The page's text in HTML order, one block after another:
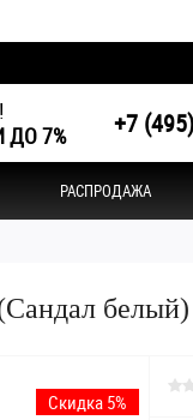
7%
+7
РАСПРОДАЖА
белый)
Скидка 5%